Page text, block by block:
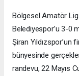
Bölgesel Amatör
Belediyespor’u 3-0
Şiran
bünyesinde
randevu, 22 Mayıs